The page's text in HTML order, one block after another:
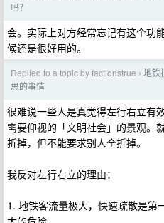
吗？
会。实际上对方经常忘记有这个功
候还是很好用的。
Replied to a topic by factionstrue › 地铁
思的事情
很难说一些人是真觉得左行右立有
需要仰视的「文明社会」的景观。
折掉，但不能要求别人全折掉。
我反对左行右立的理由：
1. 地铁客流量极大，快速疏散是第